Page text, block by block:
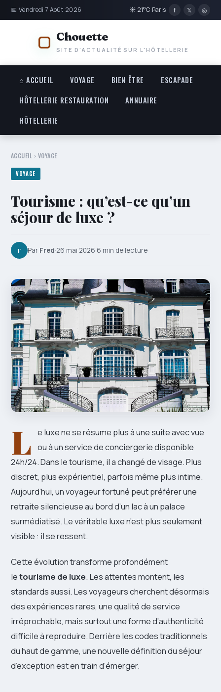
📅 Vendredi 7 Août 2026 ☀ 21°C Paris f 𝕏 ◎
Chouette
SITE D'ACTUALITÉ SUR L'HÔTELLERIE
⌂ ACCUEIL VOYAGE BIEN ÊTRE
ESCAPADE
HÔTELLERIE RESTAURATION
ANNUAIRE
HÔTELLERIE
ACCUEIL › VOYAGE
VOYAGE
Tourisme : qu’est-ce qu’un
séjour de luxe ?
F Par Fred·26 mai 2026·6 min de lecture
L e luxe ne se résume plus à une suite avec vue
ou à un service de conciergerie disponible
24h/24. Dans le tourisme, il a changé de visage. Plus
discret, plus expérientiel, parfois même plus intime.
Aujourd’hui, un voyageur fortuné peut préférer une
retraite silencieuse au bord d’un lac à un palace
surmédiatisé. Le véritable luxe n’est plus seulement
visible : il se ressent.
Cette évolution transforme profondément
letourisme de luxe. Les attentes montent, les
standards aussi. Les voyageurs cherchent désormais
des expériences rares, une qualité de service
irréprochable, mais surtout une forme d’authenticité
difficile à reproduire. Derrière les codes traditionnels
du haut de gamme, une nouvelle définition du séjour
d’exception est en train d’émerger.